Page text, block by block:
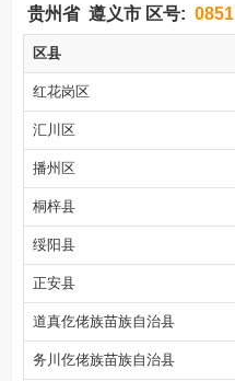
贵州省 遵义市 区号: 0851
区县
红花岗区
汇川区
播州区
桐梓县
绥阳县
正安县
道真仡佬族苗族自治县
务川仡佬族苗族自治县